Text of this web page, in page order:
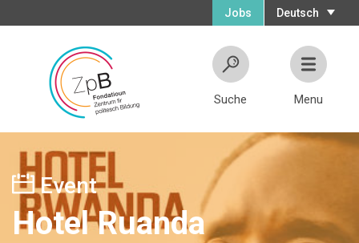
Deutsch
Jobs
Suche Menu
Event
Hotel Ruanda